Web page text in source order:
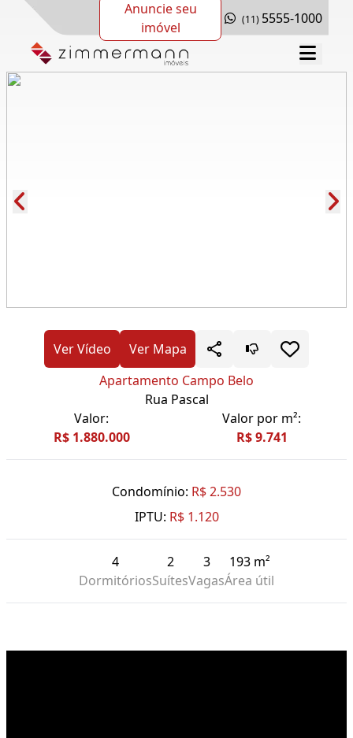
Anuncie seu
imóvel
(11) 5555-1000
Ver Vídeo
Ver Mapa
Apartamento Campo Belo
Rua Pascal
Valor:
R$ 1.880.000
Valor por m²:
R$ 9.741
Condomínio: R$ 2.530
IPTU: R$ 1.120
4
Dormitórios
2
Suítes
3
Vagas
193 m²
Área útil